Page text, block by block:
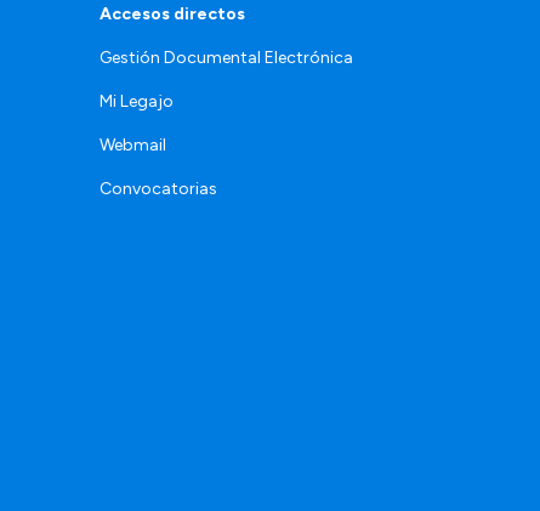
Accesos directos
Gestión Documental Electrónica
Mi Legajo
Webmail
Convocatorias